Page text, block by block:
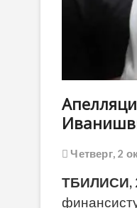
Четверг, 2
ТБИЛИСИ,